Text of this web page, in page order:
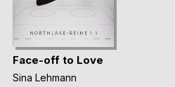
Face-off to Love
Sina Lehmann